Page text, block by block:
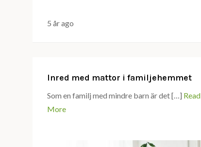
5 år ago
Inred med mattor i familjehemmet
Som en familj med mindre barn är det […] Read
More